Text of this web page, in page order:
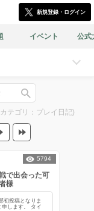
新規登録・ログイン
イベント 公式
テゴリ：プレイ日記)
で出会った可
様
初投稿となりま
ます。 タイ
5794